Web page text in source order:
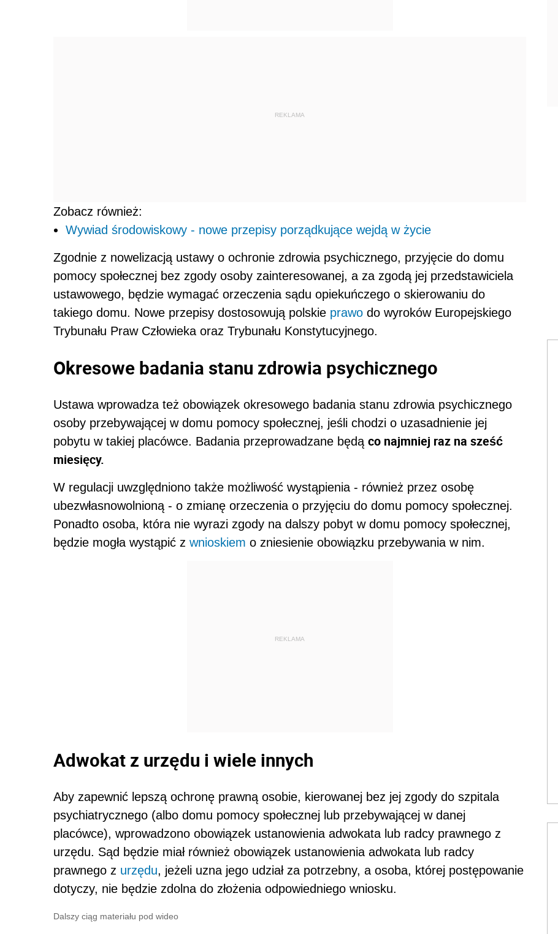
REKLAMA
Zobacz również:
Wywiad środowiskowy - nowe przepisy porządkujące wejdą w życie
Zgodnie z nowelizacją ustawy o ochronie zdrowia psychicznego, przyjęcie do domu
pomocy społecznej bez zgody osoby zainteresowanej, a za zgodą jej przedstawiciela
ustawowego, będzie wymagać orzeczenia sądu opiekuńczego o skierowaniu do
takiego domu. Nowe przepisy dostosowują polskie prawo do wyroków Europejskiego
Trybunału Praw Człowieka oraz Trybunału Konstytucyjnego.
Okresowe badania stanu zdrowia psychicznego
Ustawa wprowadza też obowiązek okresowego badania stanu zdrowia psychicznego
osoby przebywającej w domu pomocy społecznej, jeśli chodzi o uzasadnienie jej
pobytu w takiej placówce. Badania przeprowadzane będą co najmniej raz na sześć
miesięcy.
W regulacji uwzględniono także możliwość wystąpienia - również przez osobę
ubezwłasnowolnioną - o zmianę orzeczenia o przyjęciu do domu pomocy społecznej.
Ponadto osoba, która nie wyrazi zgody na dalszy pobyt w domu pomocy społecznej,
będzie mogła wystąpić z wnioskiem o zniesienie obowiązku przebywania w nim.
REKLAMA
Adwokat z urzędu i wiele innych
Aby zapewnić lepszą ochronę prawną osobie, kierowanej bez jej zgody do szpitala
psychiatrycznego (albo domu pomocy społecznej lub przebywającej w danej
placówce), wprowadzono obowiązek ustanowienia adwokata lub radcy prawnego z
urzędu. Sąd będzie miał również obowiązek ustanowienia adwokata lub radcy
prawnego z urzędu, jeżeli uzna jego udział za potrzebny, a osoba, której postępowanie
dotyczy, nie będzie zdolna do złożenia odpowiedniego wniosku.
Dalszy ciąg materiału pod wideo